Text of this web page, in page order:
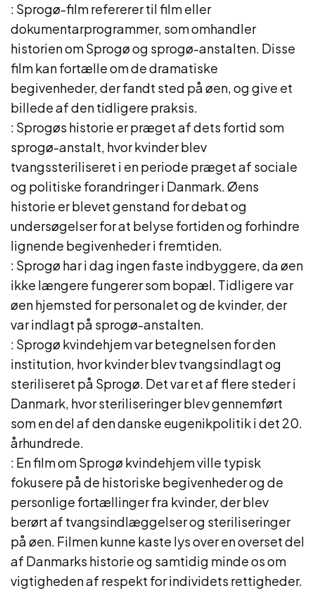
: Sprogø-film refererer til film eller
dokumentarprogrammer, som omhandler
historien om Sprogø og sprogø-anstalten. Disse
film kan fortælle om de dramatiske
begivenheder, der fandt sted på øen, og give et
billede af den tidligere praksis.
: Sprogøs historie er præget af dets fortid som
sprogø-anstalt, hvor kvinder blev
tvangssteriliseret i en periode præget af sociale
og politiske forandringer i Danmark. Øens
historie er blevet genstand for debat og
undersøgelser for at belyse fortiden og forhindre
lignende begivenheder i fremtiden.
: Sprogø har i dag ingen faste indbyggere, da øen
ikke længere fungerer som bopæl. Tidligere var
øen hjemsted for personalet og de kvinder, der
var indlagt på sprogø-anstalten.
: Sprogø kvindehjem var betegnelsen for den
institution, hvor kvinder blev tvangsindlagt og
steriliseret på Sprogø. Det var et af flere steder i
Danmark, hvor steriliseringer blev gennemført
som en del af den danske eugenikpolitik i det 20.
århundrede.
: En film om Sprogø kvindehjem ville typisk
fokusere på de historiske begivenheder og de
personlige fortællinger fra kvinder, der blev
berørt af tvangsindlæggelser og steriliseringer
på øen. Filmen kunne kaste lys over en overset del
af Danmarks historie og samtidig minde os om
vigtigheden af respekt for individets rettigheder.